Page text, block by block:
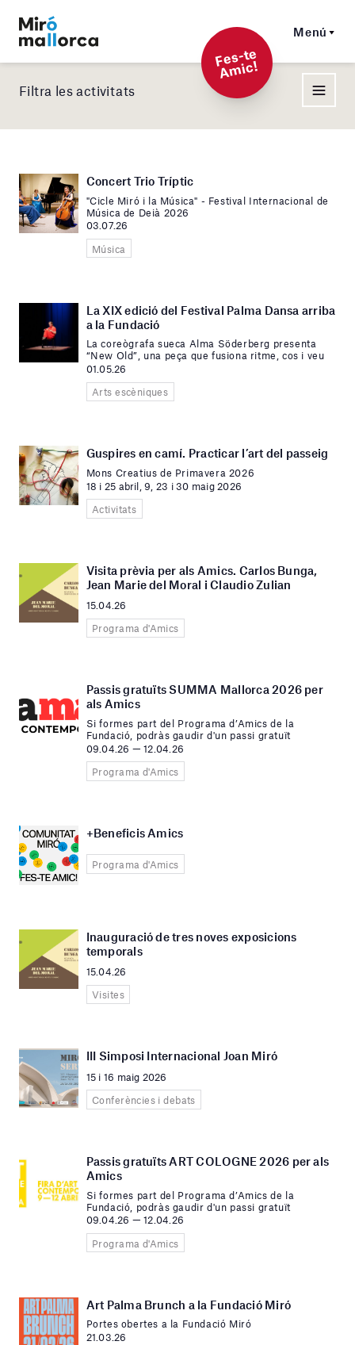
Menú
F
es-t
e
A
mi
c!
Filtra les activitats
Concert Trio Tríptic
"Cicle Miró i la Música" - Festival Internacional de
Música de Deià 2026
03.07.26
Música
La XIX edició del Festival Palma Dansa arriba
a la Fundació
La coreògrafa sueca Alma Söderberg presenta
“New Old”, una peça que fusiona ritme, cos i veu
01.05.26
Arts escèniques
Guspires en camí. Practicar l’art del passeig
Mons Creatius de Primavera 2026
18 i 25 abril, 9, 23 i 30 maig 2026
Activitats
Visita prèvia per als Amics. Carlos Bunga,
Jean Marie del Moral i Claudio Zulian
15.04.26
Programa d'Amics
Passis gratuïts SUMMA Mallorca 2026 per
als Amics
Si formes part del Programa d’Amics de la
Fundació, podràs gaudir d'un passi gratuït
09.04.26 — 12.04.26
Programa d'Amics
+Beneficis Amics
Programa d'Amics
Inauguració de tres noves exposicions
temporals
15.04.26
Visites
III Simposi Internacional Joan Miró
15 i 16 maig 2026
Conferències i debats
Passis gratuïts ART COLOGNE 2026 per als
Amics
Si formes part del Programa d’Amics de la
Fundació, podràs gaudir d'un passi gratuït
09.04.26 — 12.04.26
Programa d'Amics
Art Palma Brunch a la Fundació Miró
Portes obertes a la Fundació Miró
21.03.26